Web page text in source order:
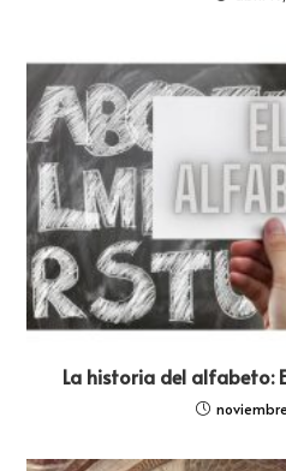
La historia del alfabeto: